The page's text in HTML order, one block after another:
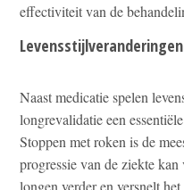
effectiviteit van de
Naast medicatie spelen
longrevalidatie een
Stoppen met roken is de
progressie van de ziekte
longen verder en versnelt